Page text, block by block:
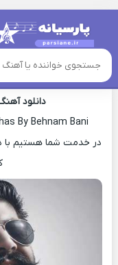
خانه » دانلود آهنگ جدید
اهنگ بهنام بانی
دانلود
By Behnam Bani
در خدمت شما هستیم با